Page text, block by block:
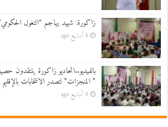
زاكورة: شهيد يهاجم “التغول
4 أسابيع ago
بالفيديو..اتحاديو زاكورة ينتقدون
” المنجزات” لتصدر الانتخابات بالإقليم
4 أسابيع ago